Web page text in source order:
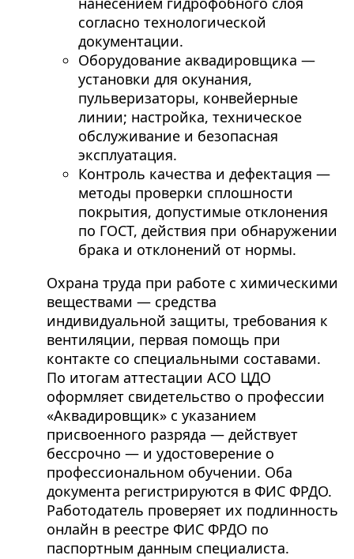
согласно технологической
документации.
Оборудование аквадировщика —
установки для окунания,
пульверизаторы, конвейерные
линии; настройка, техническое
обслуживание и безопасная
эксплуатация.
Контроль качества и дефектация —
методы проверки сплошности
покрытия, допустимые отклонения
по ГОСТ, действия при обнаружении
брака и отклонений от нормы.
Охрана труда при работе с химическими
веществами — средства
индивидуальной защиты, требования к
вентиляции, первая помощь при
контакте со специальными составами.
По итогам аттестации АСО ЦДО
оформляет свидетельство о профессии
«Аквадировщик» с указанием
присвоенного разряда — действует
бессрочно — и удостоверение о
профессиональном обучении. Оба
документа регистрируются в ФИС ФРДО.
Работодатель проверяет их подлинность
онлайн в реестре ФИС ФРДО по
паспортным данным специалиста.